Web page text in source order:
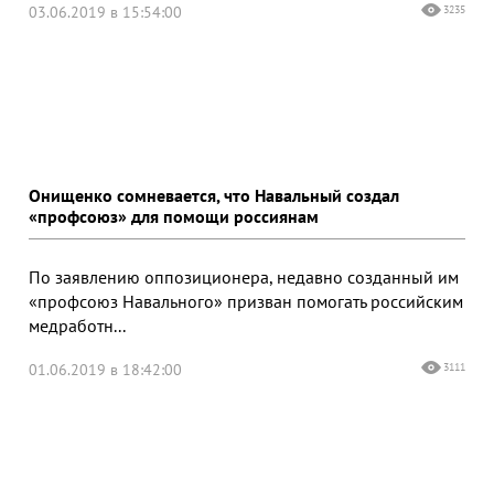
03.06.2019 в 15:54:00 3235
Онищенко сомневается, что Навальный создал
«профсоюз» для помощи россиянам
По заявлению оппозиционера, недавно созданный им
«профсоюз Навального» призван помогать российским
медработн...
01.06.2019 в 18:42:00 3111